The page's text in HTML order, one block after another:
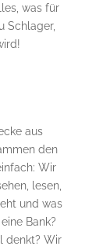
was für
Schlager,
aus
den
Wir
lesen,
und was
Bank?
denkt? Wir